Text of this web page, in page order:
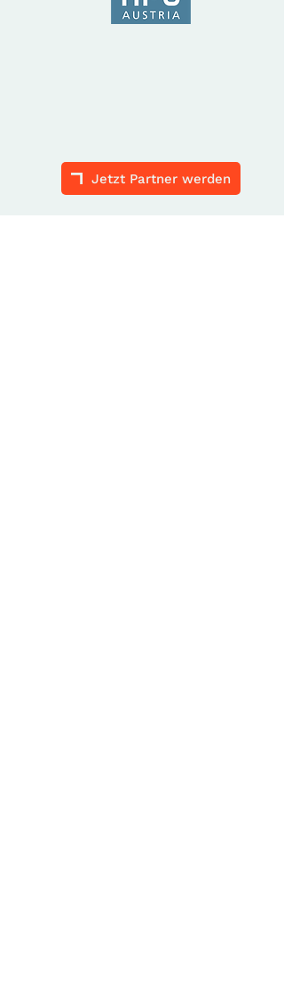
Jetzt Partner werden